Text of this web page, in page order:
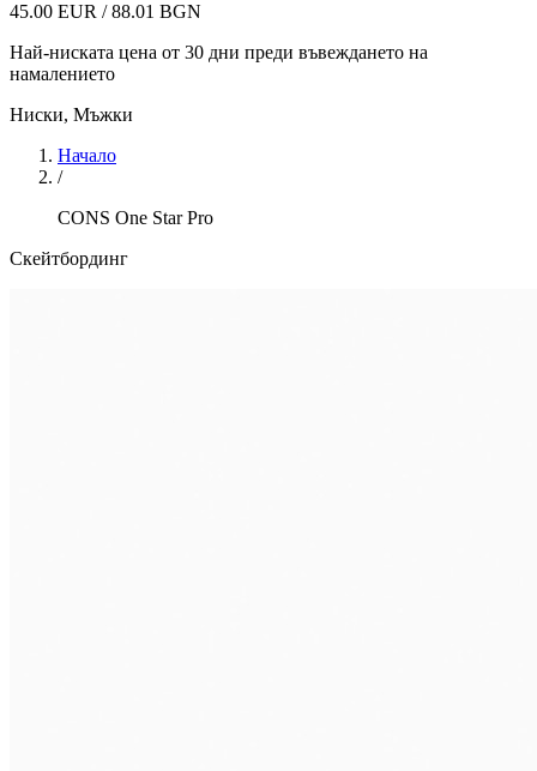
45.00 EUR / 88.01 BGN
Най-ниската цена от 30 дни преди въвеждането на
намалението
Ниски, Мъжки
Начало
/
CONS One Star Pro
Скейтбординг